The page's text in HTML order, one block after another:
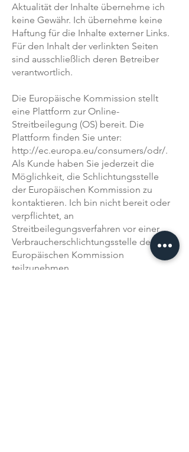
Aktualität der Inhalte übernehme ich
keine Gewähr. Ich übernehme keine
Haftung für die Inhalte externer Links.
Für den Inhalt der verlinkten Seiten
sind ausschließlich deren Betreiber
verantwortlich.
Die Europäische Kommission stellt
eine Plattform zur Online-
Streitbeilegung (OS) bereit. Die
Plattform finden Sie unter:
http://ec.europa.eu/consumers/odr/.
Als Kunde haben Sie jederzeit die
Möglichkeit, die Schlichtungsstelle
der Europäischen Kommission zu
kontaktieren. Ich bin nicht bereit oder
verpflichtet, an
Streitbeilegungsverfahren vor einer
Verbraucherschlichtungsstelle der
Europäischen Kommission
teilzunehmen.